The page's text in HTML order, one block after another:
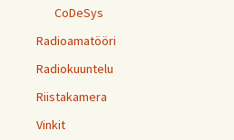
CoDeSys
Radioamatööri
Radiokuuntelu
Riistakamera
Vinkit